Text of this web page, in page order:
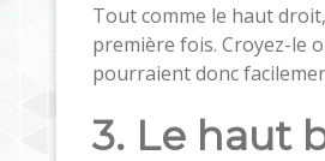
Tout comme le haut
première fois. Croyez-le
pourraient donc
3. Le haut